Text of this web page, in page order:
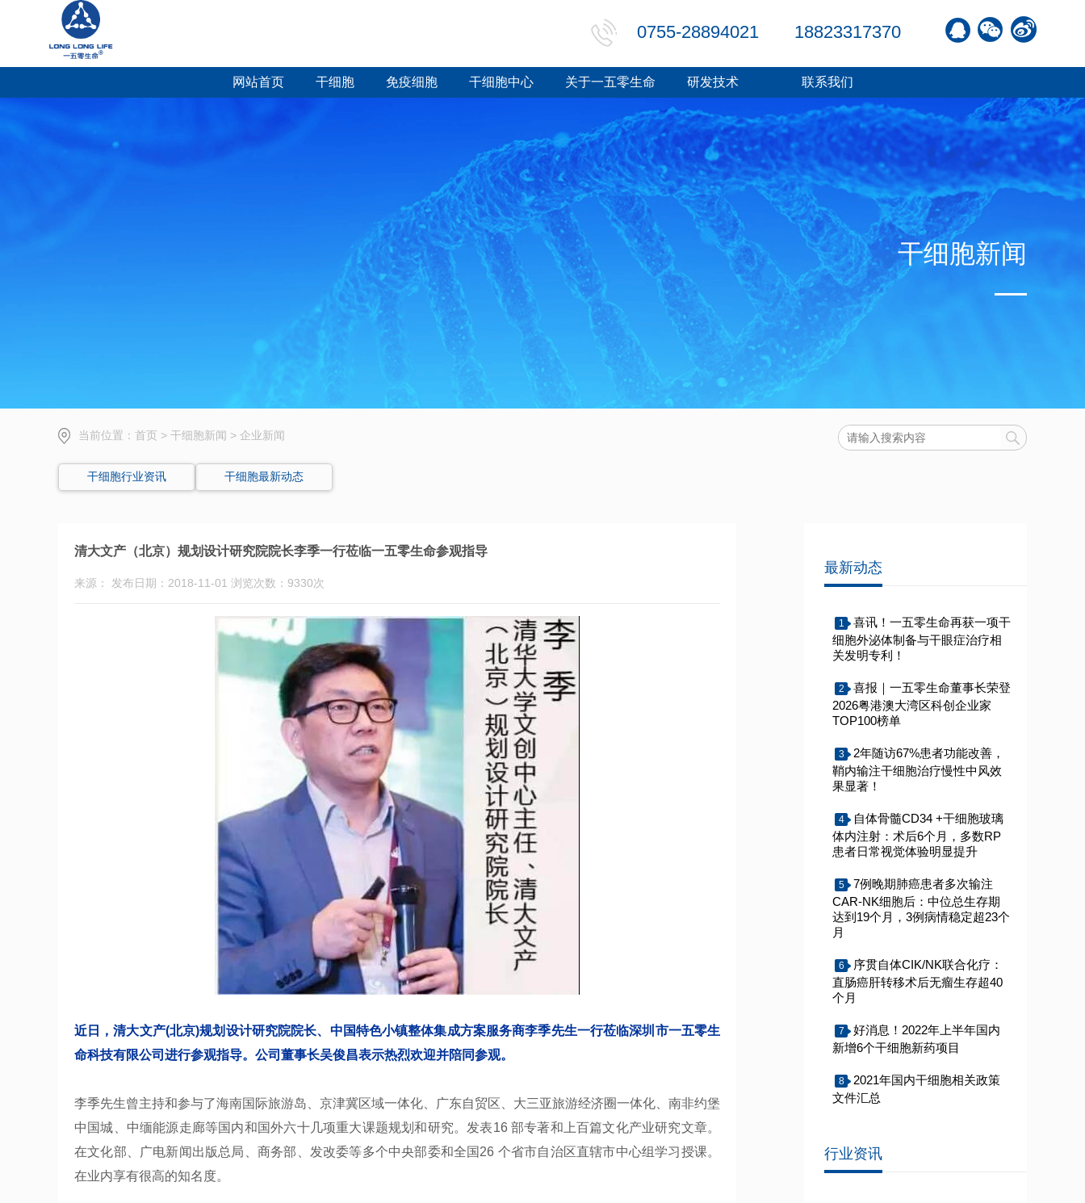
0755-28894021 18823317370
网站首页 干细胞 免疫细胞 干细胞中心 关于一五零生命 研发技术 联系我们
干细胞新闻
当前位置： 首页 > 干细胞新闻 > 企业新闻
干细胞行业资讯 干细胞最新动态
清大文产（北京）规划设计研究院院长李季一行莅临一五零生命参观指导
来源： 发布日期：2018-11-01 浏览次数：9330次
近日，清大文产(北京)规划设计研究院院长、中国特色小镇整体集成方案服务商李季先生一行莅临深圳市一五零生
命科技有限公司进行参观指导。公司董事长吴俊昌表示热烈欢迎并陪同参观。
李季先生曾主持和参与了海南国际旅游岛、京津冀区域一体化、广东自贸区、大三亚旅游经济圈一体化、南非约堡
中国城、中缅能源走廊等国内和国外六十几项重大课题规划和研究。发表16 部专著和上百篇文化产业研究文章。
在文化部、广电新闻出版总局、商务部、发改委等多个中央部委和全国26 个省市自治区直辖市中心组学习授课。
在业内享有很高的知名度。
最新动态
1
喜讯！一五零生命再获一项干
细胞外泌体制备与干眼症治疗相
关发明专利！
2
喜报｜一五零生命董事长荣登
2026粤港澳大湾区科创企业家
TOP100榜单
3
2年随访67%患者功能改善，
鞘内输注干细胞治疗慢性中风效
果显著！
4
自体骨髓CD34 +干细胞玻璃
体内注射：术后6个月，多数RP
患者日常视觉体验明显提升
5
7例晚期肺癌患者多次输注
CAR-NK细胞后：中位总生存期
达到19个月，3例病情稳定超23个
月
6
序贯自体CIK/NK联合化疗：
直肠癌肝转移术后无瘤生存超40
个月
7
好消息！2022年上半年国内
新增6个干细胞新药项目
8
2021年国内干细胞相关政策
文件汇总
行业资讯